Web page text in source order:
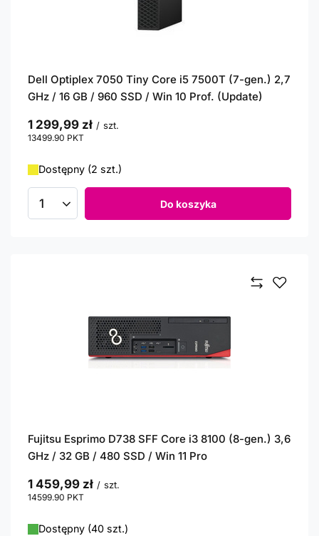
Dell Optiplex 7050 Tiny Core i5 7500T (7-gen.) 2,7
GHz / 16 GB / 960 SSD / Win 10 Prof. (Update)
1 299,99 zł / szt.
13499.90 PKT
Dostępny (2 szt.)
Ilość produktów Do koszyka
Fujitsu Esprimo D738 SFF Core i3 8100 (8-gen.) 3,6
GHz / 32 GB / 480 SSD / Win 11 Pro
1 459,99 zł / szt.
14599.90 PKT
Dostępny (40 szt.)